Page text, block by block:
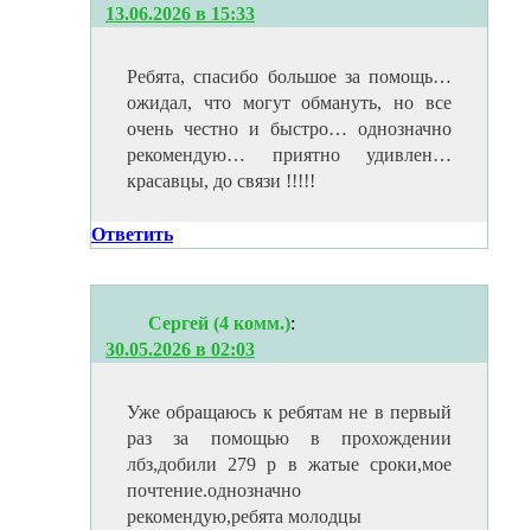
13.06.2026 в 15:33
Ребята, спасибо большое за помощь…
ожидал, что могут обмануть, но все
очень честно и быстро… однозначно
рекомендую… приятно удивлен…
красавцы, до связи !!!!!
Ответить
Сергей (4 комм.):
30.05.2026 в 02:03
Уже обращаюсь к ребятам не в первый
раз за помощью в прохождении
лбз,добили 279 р в жатые сроки,мое
почтение.однозначно
рекомендую,ребята молодцы